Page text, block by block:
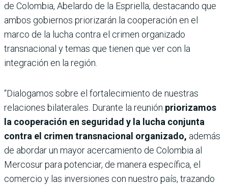
de Colombia, Abelardo de la Espriella, destacando que
ambos gobiernos priorizarán la cooperación en el
marco de la lucha contra el crimen organizado
transnacional y temas que tienen que ver con la
integración en la región.
“Dialogamos sobre el fortalecimiento de nuestras
relaciones bilaterales. Durante la reunión priorizamos
la cooperación en seguridad y la lucha conjunta
contra el crimen transnacional organizado, además
de abordar un mayor acercamiento de Colombia al
Mercosur para potenciar, de manera específica, el
comercio y las inversiones con nuestro país, trazando